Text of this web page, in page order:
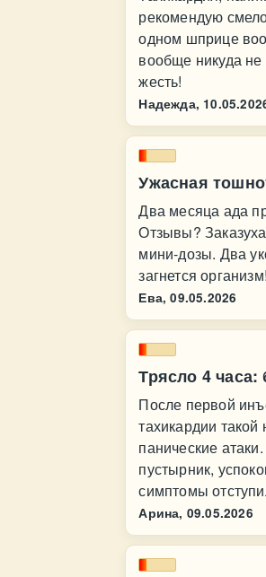
рекомендую
одном шприце
вообще никуда
жесть!
Надежда,
Ужасная
Два месяца ада
Отзывы?
мини-дозы. Два
загнется организм!
Ева, 09.05.2026
Трясло 4
После первой
тахикардии
панические
пустырник,
симптомы
Арина, 09.05.2026